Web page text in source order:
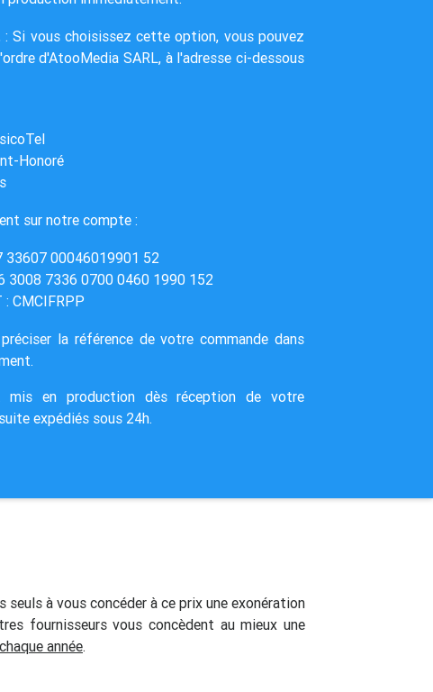
: Si vous choisissez cette option, vous pouvez
d'AtooMedia SARL, à l'adresse ci-dessous
Honoré
sur notre compte :
33607 00046019901 52
3008 7336 0700 0460 1990 152
CMCIFRPP
la référence de votre commande dans
mis en production dès réception de votre
expédiés sous 24h.
à vous concéder à ce prix une exonération
fournisseurs vous concèdent au mieux une
chaque année.